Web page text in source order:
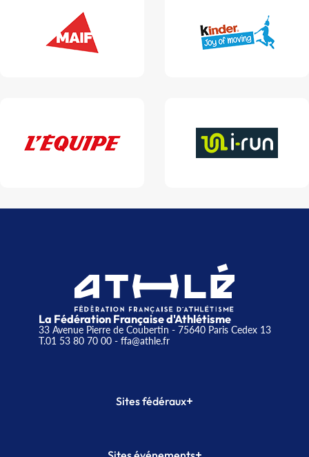
La Fédération Française d'Athlétisme
33 Avenue Pierre de Coubertin - 75640 Paris Cedex 13
T.01 53 80 70 00- ffa@athle.fr
Sites fédéraux+